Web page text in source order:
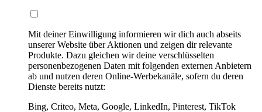
Mit deiner Einwilligung informieren wir dich auch abseits
unserer Website über Aktionen und zeigen dir relevante
Produkte. Dazu gleichen wir deine verschlüsselten
personenbezogenen Daten mit folgenden externen Anbietern
ab und nutzen deren Online-Werbekanäle, sofern du deren
Dienste bereits nutzt:
Bing, Criteo, Meta, Google, LinkedIn, Pinterest, TikTok